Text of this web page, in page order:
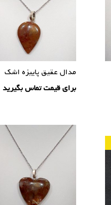
مدال عقیق پاییزه اشک
برای قیمت تماس بگیرید